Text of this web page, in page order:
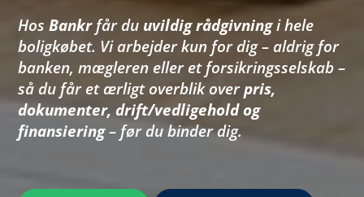
HosBankrfår du uvildig rådgivningi hele
boligkøbet. Vi arbejder kun fordig– aldrig for
banken, mægleren eller et forsikringsselskab –
så du får et ærligt overblik overpris,
dokumenter, drift/vedligehold og
finansiering– før du binder dig.